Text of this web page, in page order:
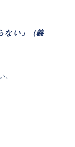
ない」（義
。